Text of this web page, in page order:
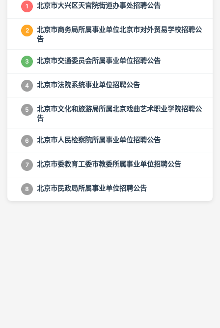
1 北京市大兴区天宫院街道办事处招聘公告
2
北京市商务局所属事业单位北京市对外贸易学校招聘公
告
3 北京市交通委员会所属事业单位招聘公告
4 北京市法院系统事业单位招聘公告
5
北京市文化和旅游局所属北京戏曲艺术职业学院招聘公
告
6 北京市人民检察院所属事业单位招聘公告
7 北京市委教育工委市教委所属事业单位招聘公告
8 北京市民政局所属事业单位招聘公告